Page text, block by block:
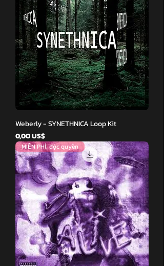
Weberly - SYNETHNICA Loop Kit
Giá
0,00 US$
MIỄN PHÍ, độc quyền